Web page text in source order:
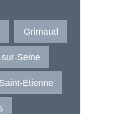
Grimaud
Seine
Saint-Étienne